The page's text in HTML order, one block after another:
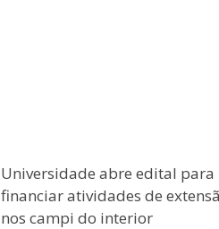
Universidade abre edital para
financiar atividades de
nos campi do interior